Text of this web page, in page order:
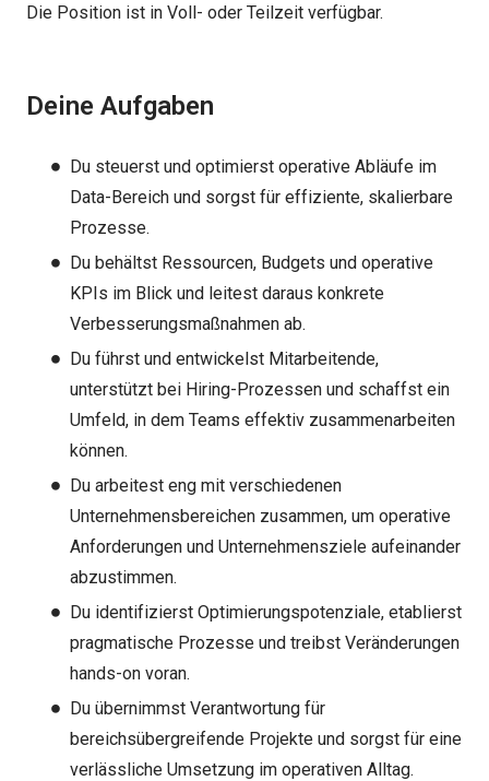
Die Position ist in Voll- oder Teilzeit verfügbar.
Deine Aufgaben
Du steuerst und optimierst operative Abläufe im
Data-Bereich und sorgst für effiziente, skalierbare
Prozesse.
Du behältst Ressourcen, Budgets und operative
KPIs im Blick und leitest daraus konkrete
Verbesserungsmaßnahmen ab.
Du führst und entwickelst Mitarbeitende,
unterstützt bei Hiring-Prozessen und schaffst ein
Umfeld, in dem Teams effektiv zusammenarbeiten
können.
Du arbeitest eng mit verschiedenen
Unternehmensbereichen zusammen, um operative
Anforderungen und Unternehmensziele aufeinander
abzustimmen.
Du identifizierst Optimierungspotenziale, etablierst
pragmatische Prozesse und treibst Veränderungen
hands-on voran.
Du übernimmst Verantwortung für
bereichsübergreifende Projekte und sorgst für eine
verlässliche Umsetzung im operativen Alltag.